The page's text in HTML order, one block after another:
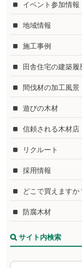
イベント参加情報
地域情報
施工事例
田舎住宅の建築履
間伐材の加工風景
遊びの木材
信頼される木材店
リクルート
採用情報
どこで買えますか
防腐木材
サイト内検索